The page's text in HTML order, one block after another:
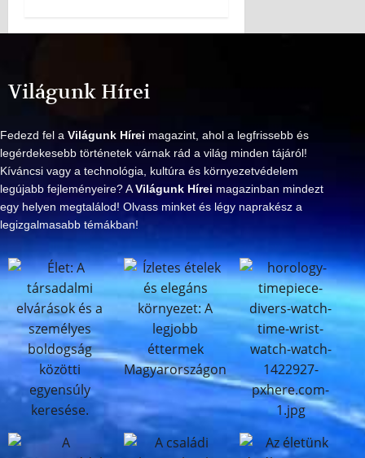
Világunk Hírei
Fedezd fel a Világunk Hírei magazint, ahol a legfrissebb és
legérdekesebb történetek várnak rád a világ minden tájáról!
Kíváncsi vagy a technológia, kultúra és környezetvédelem
legújabb fejleményeire? AVilágunk Hírei magazinban mindezt
egy helyen megtalálod! Olvass minket és légy naprakész a
legizgalmasabb témákban!